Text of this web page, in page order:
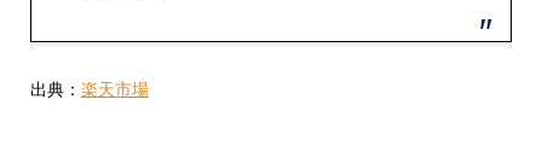
出典： 楽天市場